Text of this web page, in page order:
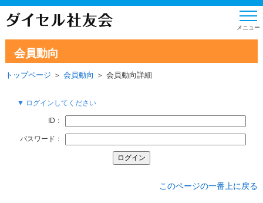
会員動向
トップページ ＞ 会員動向 ＞ 会員動向詳細
▼ ログインしてください
ID：
パスワード：
このページの一番上に戻る